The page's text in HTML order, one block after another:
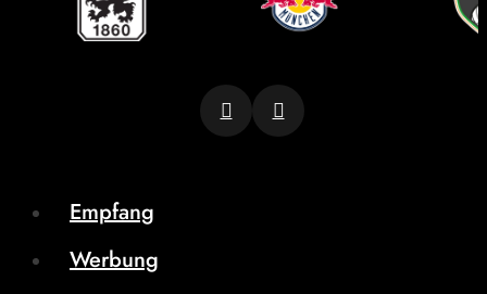
Empfang
Werbung